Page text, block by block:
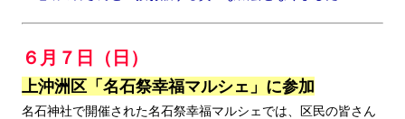
６月７日（日）
上沖洲区「名石祭幸福マルシェ」に参加
名石神社で開催された名石祭幸福マルシェでは、区民の皆さん